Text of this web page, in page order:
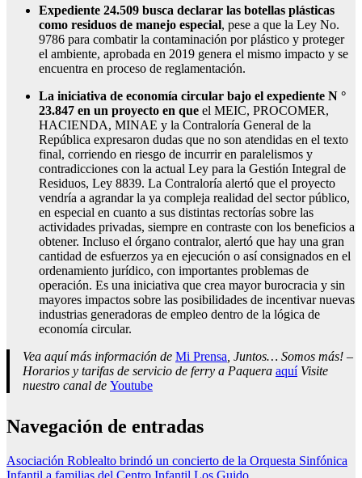
Expediente 24.509 busca declarar las botellas plásticas
como residuos de manejo especial, pese a que la Ley No.
9786 para combatir la contaminación por plástico y proteger
el ambiente, aprobada en 2019 genera el mismo impacto y se
encuentra en proceso de reglamentación.
La iniciativa de economía circular bajo el expediente N °
23.847 en un proyecto en que el MEIC, PROCOMER,
HACIENDA, MINAE y la Contraloría General de la
República expresaron dudas que no son atendidas en el texto
final, corriendo en riesgo de incurrir en paralelismos y
contradicciones con la actual Ley para la Gestión Integral de
Residuos, Ley 8839. La Contraloría alertó que el proyecto
vendría a agrandar la ya compleja realidad del sector público,
en especial en cuanto a sus distintas rectorías sobre las
actividades privadas, siempre en contraste con los beneficios a
obtener. Incluso el órgano contralor, alertó que hay una gran
cantidad de esfuerzos ya en ejecución o así consignados en el
ordenamiento jurídico, con importantes problemas de
operación. Es una iniciativa que crea mayor burocracia y sin
mayores impactos sobre las posibilidades de incentivar nuevas
industrias generadoras de empleo dentro de la lógica de
economía circular.
Vea aquí más información de Mi Prensa, Juntos… Somos más! –
Horarios y tarifas de servicio de ferry a Paquera aquíVisite
nuestro canal de Youtube
Navegación de entradas
Asociación Roblealto brindó un concierto de la Orquesta Sinfónica